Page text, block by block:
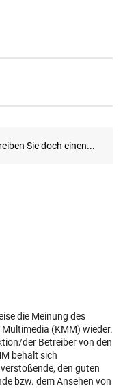
die Meinung des
(KMM) wieder.
der Betreiber von den
behält sich
den guten
bzw. dem Ansehen von